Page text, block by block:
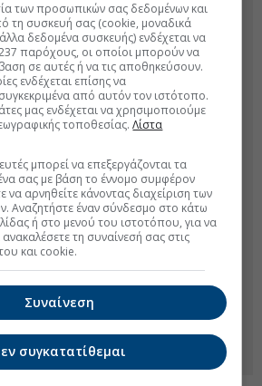
των προσωπικών σας δεδομένων και
τη συσκευή σας (cookie, μοναδικά
δεδομένα συσκευής) ενδέχεται να
παρόχους, οι οποίοι μπορούν να
σε αυτές ή να τις αποθηκεύσουν.
ενδέχεται επίσης να
από αυτόν τον ιστότοπο.
μας ενδέχεται να χρησιμοποιούμε
τοποθεσίας.Λίστα
μπορεί να επεξεργάζονται τα
σας με βάση το έννομο συμφέρον
να αρνηθείτε κάνοντας διαχείριση των
Αναζητήστε έναν σύνδεσμο στο κάτω
ή στο μενού του ιστοτόπου, για να
ανακαλέσετε τη συναίνεσή σας στις
και cookie.
Συναίνεση
συγκατατίθεμαι